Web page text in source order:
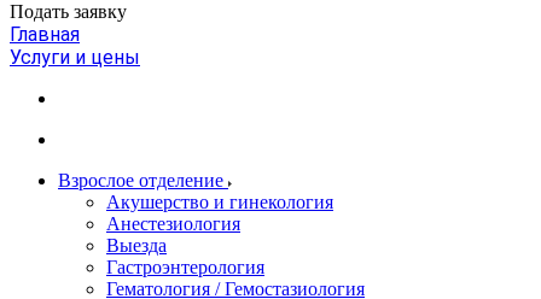
Подать заявку
Главная
Услуги и цены
Взрослое отделение
Акушерство и гинекология
Анестезиология
Выезда
Гастроэнтерология
Гематология / Гемостазиология